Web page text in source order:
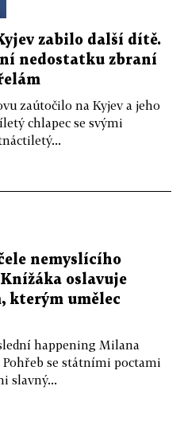
zabilo další dítě.
nedostatku zbraní
zaútočilo na Kyjev a jeho
chlapec se svými
nemyslícího
oslavuje
kterým umělec
happening Milana
se státními poctami
slavný...